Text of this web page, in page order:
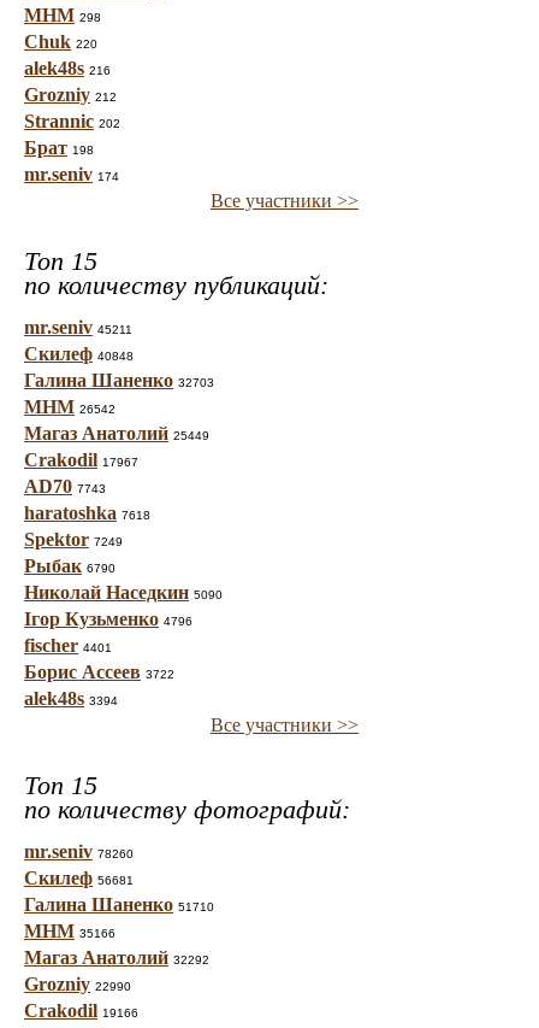
МНМ 298
Chuk 220
alek48s 216
Grozniy 212
Strannic 202
Брат 198
mr.seniv 174
Все участники >>
Топ 15
по количеству публикаций:
mr.seniv 45211
Скилеф 40848
Галина Шаненко 32703
МНМ 26542
Магаз Анатолий 25449
Crakodil 17967
AD70 7743
haratoshka 7618
Spektor 7249
Рыбак 6790
Николай Наседкин 5090
Ігор Кузьменко 4796
fischer 4401
Борис Ассеев 3722
alek48s 3394
Все участники >>
Топ 15
по количеству фотографий:
mr.seniv 78260
Скилеф 56681
Галина Шаненко 51710
МНМ 35166
Магаз Анатолий 32292
Grozniy 22990
Crakodil 19166